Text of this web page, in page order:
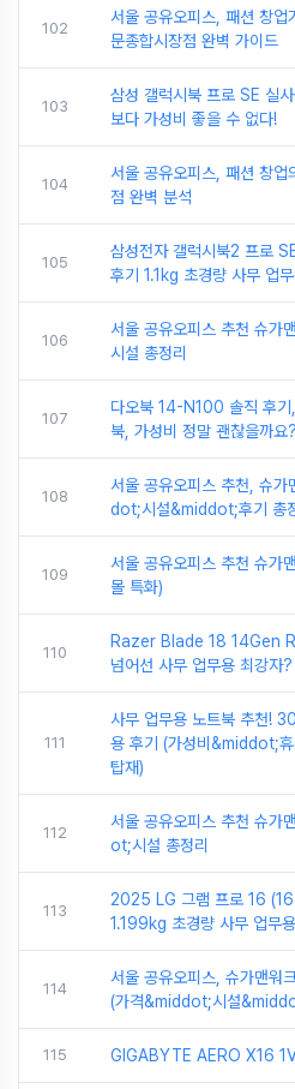
102
서울 공유오피스, 패션 창업
문종합시장점 완벽 가이드
103
삼성 갤럭시북 프로 SE 실
보다 가성비 좋을 수 없다!
104
서울 공유오피스, 패션 창업
점 완벽 분석
105
삼성전자 갤럭시북2 프로
후기 1.1kg 초경량 사무 업
106
서울 공유오피스 추천 슈가
시설 총정리
107
다오북 14-N100 솔직 후
북, 가성비 정말 괜찮을까요?
108
서울 공유오피스 추천, 슈가
dot;시설&middot;후기 총
109
서울 공유오피스 추천 슈가
몰 특화)
110
Razer Blade 18 14Gen
넘어선 사무 업무용 최강자
111
사무 업무용 노트북 추천!
용 후기 (가성비&middot;
탑재)
112
서울 공유오피스 추천 슈가
ot;시설 총정리
113
2025 LG 그램 프로 16
1.199kg 초경량 사무 업무
114
서울 공유오피스, 슈가맨워
(가격&middot;시설
115 GIGABYTE AERO X16